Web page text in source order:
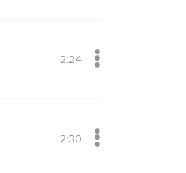
2:24
2:30